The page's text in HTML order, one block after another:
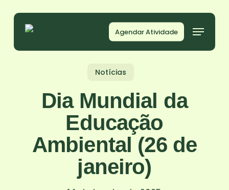
content
Agendar Atividade
Notícias
Dia Mundial da
Educação
Ambiental (26 de
janeiro)